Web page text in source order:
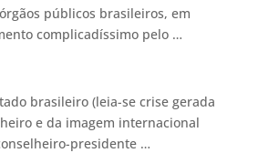
órgãos públicos brasileiros, em
complicadíssimo pelo …
brasileiro (leia-se crise gerada
e da imagem internacional
presidente …